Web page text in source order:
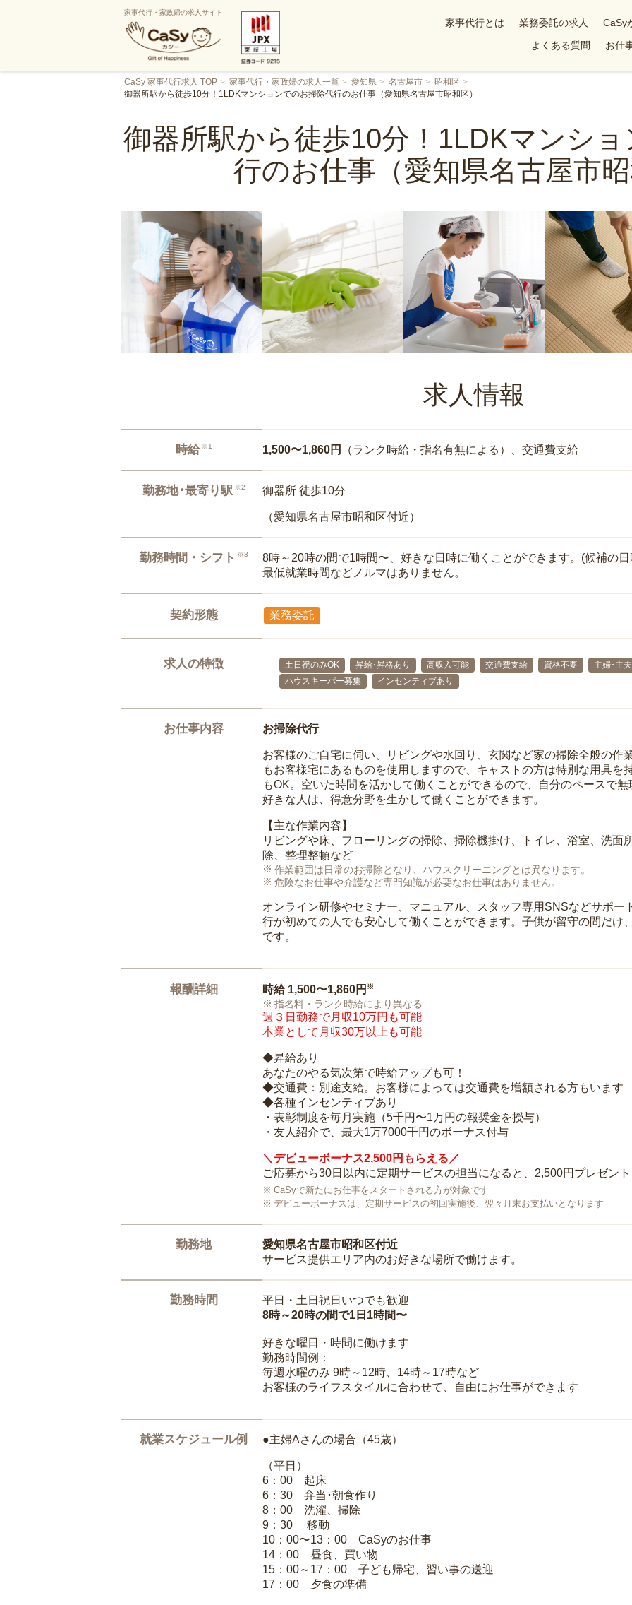
家事代行・家政婦の求人サイト
家事代行とは 業務委託の求人 CaSy
よくある質問
お仕
CaSy 家事代行求人 TOP 家事代行・家政婦の求人一覧 愛知県 名古屋市
昭和区
御器所駅から徒歩10分！1LDKマンションでのお掃除代行のお仕事（愛知県名古屋市昭和区）
御器所駅から徒歩10分！1LDKマンシ
行のお仕事（愛知県名古屋市昭
求人情報
時給 ※1 1,500〜1,860円 （ランク時給・指名有無による）、交通費支給
勤務地･最寄り駅 ※2 御器所 徒歩10分
（愛知県名古屋市昭和区付近）
勤務時間・シフト ※3
8時～20時の間で1時間〜、好きな日時に働くことができます。(候補の
最低就業時間などノルマはありません。
契約形態 業務委託
求人の特徴 土日祝のみOK 昇給･昇格あり 高収入可能 交通費支給 資格不要 主婦･主
ハウスキーパー募集
インセンティブあり
お仕事内容 お掃除代行
お客様のご自宅に伺い、リビングや水回り、玄関など家の掃除全般の作
もお客様宅にあるものを使用しますので、キャストの方は特別な用具を
もOK。空いた時間を活かして働くことができるので、自分のペースで
好きな人は、得意分野を生かして働くことができます。
【主な作業内容】
リビングや床、フローリングの掃除、掃除機掛け、トイレ、浴室、洗面
除、整理整頓など
作業範囲は日常のお掃除となり、ハウスクリーニングとは異なります。
危険なお仕事や介護など専門知識が必要なお仕事はありません。
オンライン研修やセミナー、マニュアル、スタッフ専用SNSなどサポー
行が初めての人でも安心して働くことができます。子供が留守の間だけ
です。
報酬詳細 時給 1,500〜1,860円 ※
指名料・ランク時給により異なる
週３日勤務で月収10万円も可能
本業として月収30万以上も可能
◆昇給あり
あなたのやる気次第で時給アップも可！
◆交通費：別途支給。お客様によっては交通費を増額される方もいます
◆各種インセンティブあり
・表彰制度を毎月実施（5千円〜1万円の報奨金を授与）
・友人紹介で、最大1万7000千円のボーナス付与
＼デビューボーナス2,500円もらえる／
ご応募から30日以内に定期サービスの担当になると、2,500円プレゼント
CaSyで新たにお仕事をスタートされる方が対象です
デビューボーナスは、定期サービスの初回実施後、翌々月末お支払いとなります
勤務地
愛知県名古屋市昭和区付近
サービス提供エリア内のお好きな場所で働けます。
勤務時間
平日・土日祝日いつでも歓迎
8時～20時の間で1日1時間〜
好きな曜日・時間に働けます
勤務時間例：
毎週水曜のみ 9時～12時、14時～17時など
お客様のライフスタイルに合わせて、自由にお仕事ができます
就業スケジュール例 ●主婦Aさんの場合（45歳）
（平日）
6：00 起床
6：30 弁当･朝食作り
8：00 洗濯、掃除
9：30 移動
10：00〜13：00 CaSyのお仕事
14：00 昼食、買い物
15：00～17：00 子ども帰宅、習い事の送迎
17：00 夕食の準備